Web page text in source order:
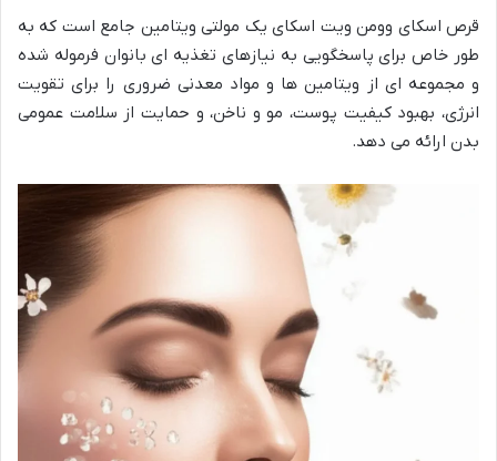
قرص اسکای وومن ویت اسکای یک مولتی ویتامین جامع است که به
طور خاص برای پاسخگویی به نیازهای تغذیه ای بانوان فرموله شده
و مجموعه ای از ویتامین ها و مواد معدنی ضروری را برای تقویت
انرژی، بهبود کیفیت پوست، مو و ناخن، و حمایت از سلامت عمومی
بدن ارائه می دهد.